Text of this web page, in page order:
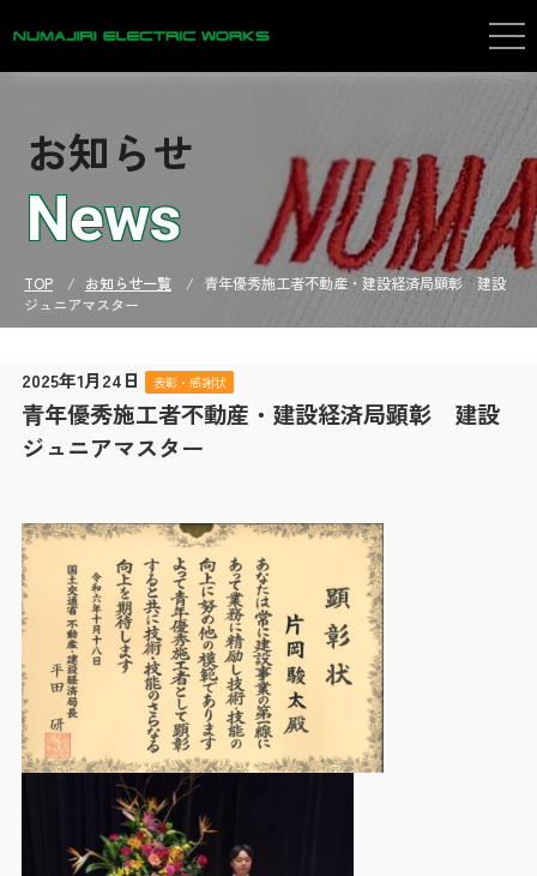
企業情報
Company
施工実績
Achievement
公共・教育
生産・物流・商業
医療・福祉・住居
SDGs
採用情報
Recruit
職場環境・福利厚生
育成プラン・教育制度
お知らせ
News
TOP お知らせ一覧
青年優秀施工者不動産・建設経済局顕彰 建設
ジュニアマスター
2025年1月24日 表彰・感謝状
青年優秀施工者不動産・建設経済局顕彰 建設
ジュニアマスター